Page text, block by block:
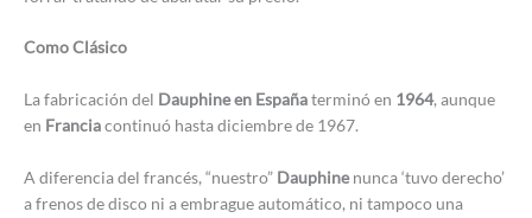
Como Clásico
La fabricación del Dauphine en Españaterminó en 1964, aunque
en Franciacontinuó hasta diciembre de 1967.
A diferencia del francés, “nuestro” Dauphinenunca ‘tuvo derecho’
a frenos de disco ni a embrague automático, ni tampoco una